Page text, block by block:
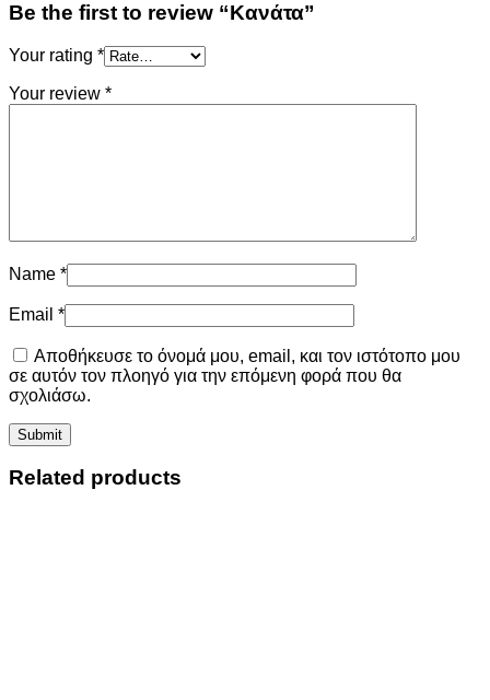
Be the first to review “Κανάτα”
Your rating *
Your review *
Name *
Email *
Αποθήκευσε το όνομά μου, email, και τον ιστότοπο μου
σε αυτόν τον πλοηγό για την επόμενη φορά που θα
σχολιάσω.
Related products